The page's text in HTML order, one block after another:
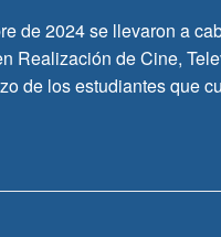
de 2024 se llevaron a
Realización de Cine,
de los estudiantes que